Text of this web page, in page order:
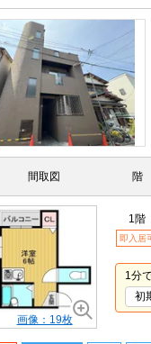
間取図 階
画像：19枚
1階
即入居
1分
初